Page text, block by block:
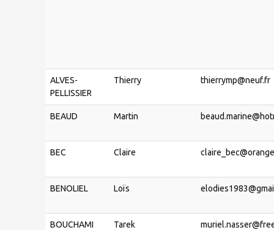
ALVES-
PELLISSIER
Thierry thierrymp@neuf.fr
BEAUD Martin
BEC Claire
BENOLIEL Loïs
BOUCHAMI Tarek